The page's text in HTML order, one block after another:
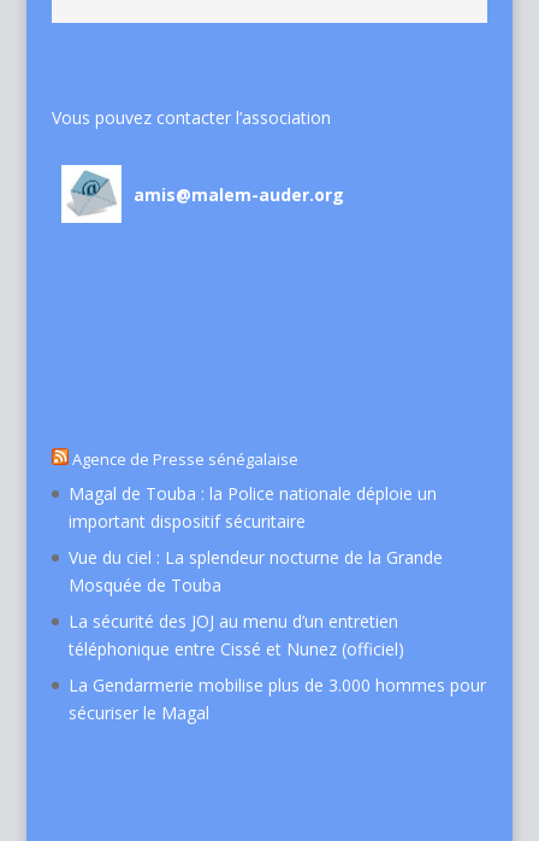
Vous pouvez contacter l’association
amis@malem-auder.org
Agence de Presse sénégalaise
Magal de Touba : la Police nationale déploie un
important dispositif sécuritaire
Vue du ciel : La splendeur nocturne de la Grande
Mosquée de Touba
La sécurité des JOJ au menu d’un entretien
téléphonique entre Cissé et Nunez (officiel)
La Gendarmerie mobilise plus de 3.000 hommes pour
sécuriser le Magal